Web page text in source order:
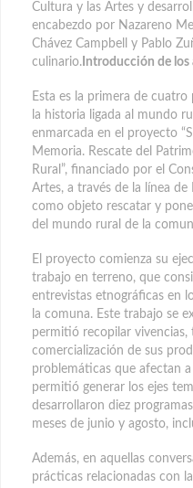
Cultura y las Artes y
encabezdo por Nazareno
Chávez Campbell y Pablo
culinario. Introducción de los
Esta es la primera de
la historia ligada al mundo
enmarcada en el proyecto
Memoria. Rescate del
Rural”, financiado por el
Artes, a través de la línea
como objeto rescatar y
del mundo rural de la
El proyecto comienza su
trabajo en terreno, que
entrevistas etnográficas en
la comuna. Este trabajo se
permitió recopilar
comercialización de sus
problemáticas que afectan
permitió generar los ejes
desarrollaron diez
meses de junio y agosto,
Además, en aquellas
prácticas relacionadas con